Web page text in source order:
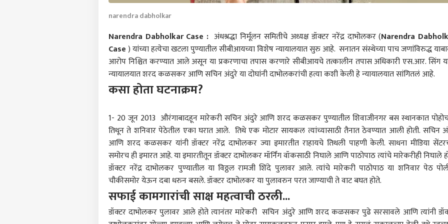
narendra dabholkar
Narendra Dabholkar Case : अंधश्रद्धा निर्मूलन समितीचे अध्यक्ष डॉक्टर नरेंद्र दाभोलकर (Narendra
Case) यांच्या हत्येचा खटला पुण्यातील सीबीआयच्या विशेष न्यायालयात सुरु आहे. सनातन संस्थेच्या पाच जणांविरुद्ध
आरोप निश्चित करण्यात आले असून या प्रकरणाचा तपास करणारे सीबीआयचे तत्कालीन तपास अधिकारी एस.आर. सिंग
न्यायालयात शरद कळसकर आणि सचिन अंदुरे या दोघांनी दाभोलकरांची हत्या कशी केली हे न्यायालयात सांगितलं आहे.
कसा होता घटनाक्रम?
1- 20 जून 2013 औरंगाबादहून मारेकरी सचिन अंदुरे आणि शरद कळसकर पुण्यातील शिवाजीनगर बस स्थानकात
तिथून ते शनिवार पेठेतील एका घरात आले. तिथे एक मोटार सायकल त्यांच्यासाठी तैनात ठेवण्यात आली होती. सचिन
आणि शरद कळसकर यांनी डॉक्टर नरेंद्र दाभोलकर ज्या इमारतीत राहायचे तिथली पाहणी केली. साधना मीडिया
समोरच ही इमारत आहे. या इमारतीतून डॉक्टर दाभोलकर मॉर्निंग वॉकसाठी निघाले आणि पाठोपाठ त्यांचे मारेकरीही निघाले
डॉक्टर नरेंद्र दाभोलकर पुण्यातील या विठ्ठल रामजी शिंदे पुलावर आले. त्यांचे मारेकरी पाठोपाठ या शनिवार पेठ
चौकीसमोर येऊन दबा धरुन बसले. डॉक्टर दाभोलकर या पुलावरुन परत जाण्याची ते वाट बघत होते.
सफाई कामगारांची साक्ष महत्वाची ठरली...
डॉक्टर दाभोलकर पुलावर आले होते त्यानंतर मारेकरी सचिन अंदुरे आणि शरद कळसकर पुढे सरसावले आणि त्यांनी
पर्सनल कॉर्नर